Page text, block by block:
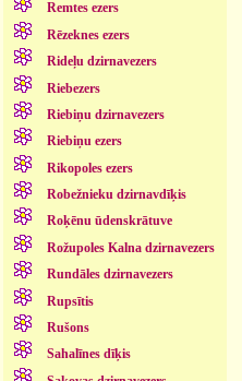
Remtes ezers
Rēzeknes ezers
Rideļu dzirnavezers
Riebezers
Riebiņu dzirnavezers
Riebiņu ezers
Rikopoles ezers
Robežnieku dzirnavdīķis
Roķēnu ūdenskrātuve
Rožupoles Kalna dzirnavezers
Rundāles dzirnavezers
Rupsītis
Rušons
Sahalīnes dīķis